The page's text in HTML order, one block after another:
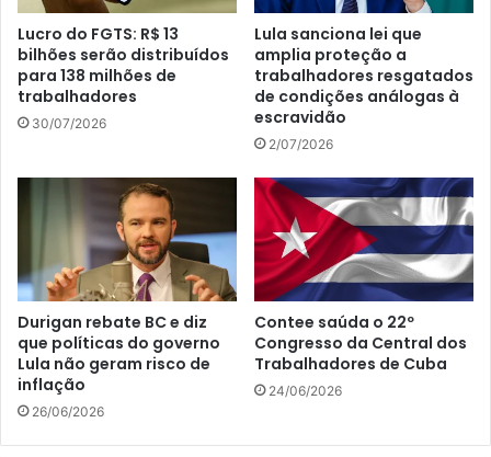
Lucro do FGTS: R$ 13
bilhões serão distribuídos
para 138 milhões de
trabalhadores
30/07/2026
Lula sanciona lei que
amplia proteção a
trabalhadores resgatados
de condições análogas à
escravidão
2/07/2026
Durigan rebate BC e diz
que políticas do governo
Lula não geram risco de
inflação
26/06/2026
Contee saúda o 22º
Congresso da Central dos
Trabalhadores de Cuba
24/06/2026